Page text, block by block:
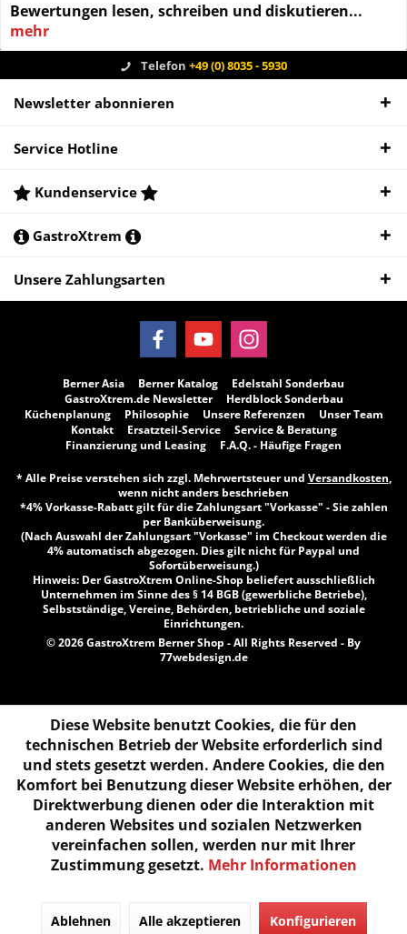
Bewertungen lesen, schreiben und diskutieren...
mehr
Telefon +49 (0) 8035 - 5930
Newsletter abonnieren
Service Hotline
Kundenservice
GastroXtrem
Unsere Zahlungsarten
Berner Asia Berner Katalog
Edelstahl Sonderbau
GastroXtrem.de Newsletter
Herdblock Sonderbau
Küchenplanung
Philosophie Unsere Referenzen
Unser Team
Kontakt
Ersatzteil-Service
Service & Beratung
Finanzierung und Leasing
F.A.Q. - Häufige Fragen
* Alle Preise verstehen sich zzgl. Mehrwertsteuer und Versandkosten,
wenn nicht anders beschrieben
*4% Vorkasse-Rabatt gilt für die Zahlungsart "Vorkasse" - Sie zahlen
per Banküberweisung.
(Nach Auswahl der Zahlungsart "Vorkasse" im Checkout werden die
4% automatisch abgezogen. Dies gilt nicht für Paypal und
Sofortüberweisung.)
Hinweis: Der GastroXtrem Online-Shop beliefert ausschließlich
Unternehmen im Sinne des § 14 BGB (gewerbliche Betriebe),
Selbstständige, Vereine, Behörden, betriebliche und soziale
Einrichtungen.
© 2026 GastroXtrem Berner Shop - All Rights Reserved - By
77webdesign.de
Diese Website benutzt Cookies, die für den
technischen Betrieb der Website erforderlich sind
und stets gesetzt werden. Andere Cookies, die den
Komfort bei Benutzung dieser Website erhöhen, der
Direktwerbung dienen oder die Interaktion mit
anderen Websites und sozialen Netzwerken
vereinfachen sollen, werden nur mit Ihrer
Zustimmung gesetzt. Mehr Informationen
Ablehnen Alle akzeptieren Konfigurieren